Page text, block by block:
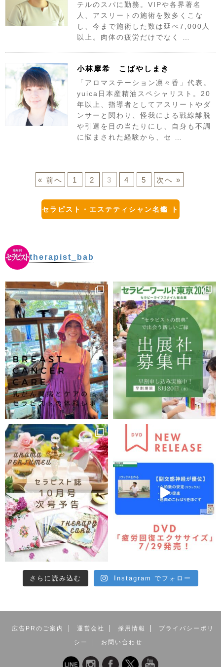
テルのスパに勤務。VIPや各界著名
人、アスリートの施術を数多くこな
し、今まで施術した数は延べ7,000人
以上。肉体の疲労だけでなく …
小林摩希 こばやしまき
「アロマステーション凛々香」代表。
yuica日本産精油スペシャリスト。20
年以上、指導者としてアスリートやダ
ンサーと関わり、怪我による戦線離脱
や引退を目の当たりにし、自身も不調
に悩まされた経験から、セ …
« 前へ 1 2 3 4 5 次へ »
セラピスト・エステティシャン名鑑 ト
therapist_bab
さらに読み込む Instagram でフォロー
広告PRのご案内 運営会社 採用情報
プライバシーポリ
シー
お問い合わせ